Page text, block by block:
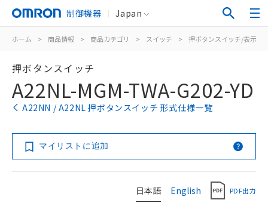
制御機器 Japan
ホーム > 商品情報 > 商品カテゴリ > スイッチ > 押ボタンスイッチ/表示灯
押ボタンスイッチ
A22NL-MGM-TWA-G202-YD
A22NN / A22NL 押ボタンスイッチ 形式仕様一覧
マイリストに追加
日本語 English PDF出力